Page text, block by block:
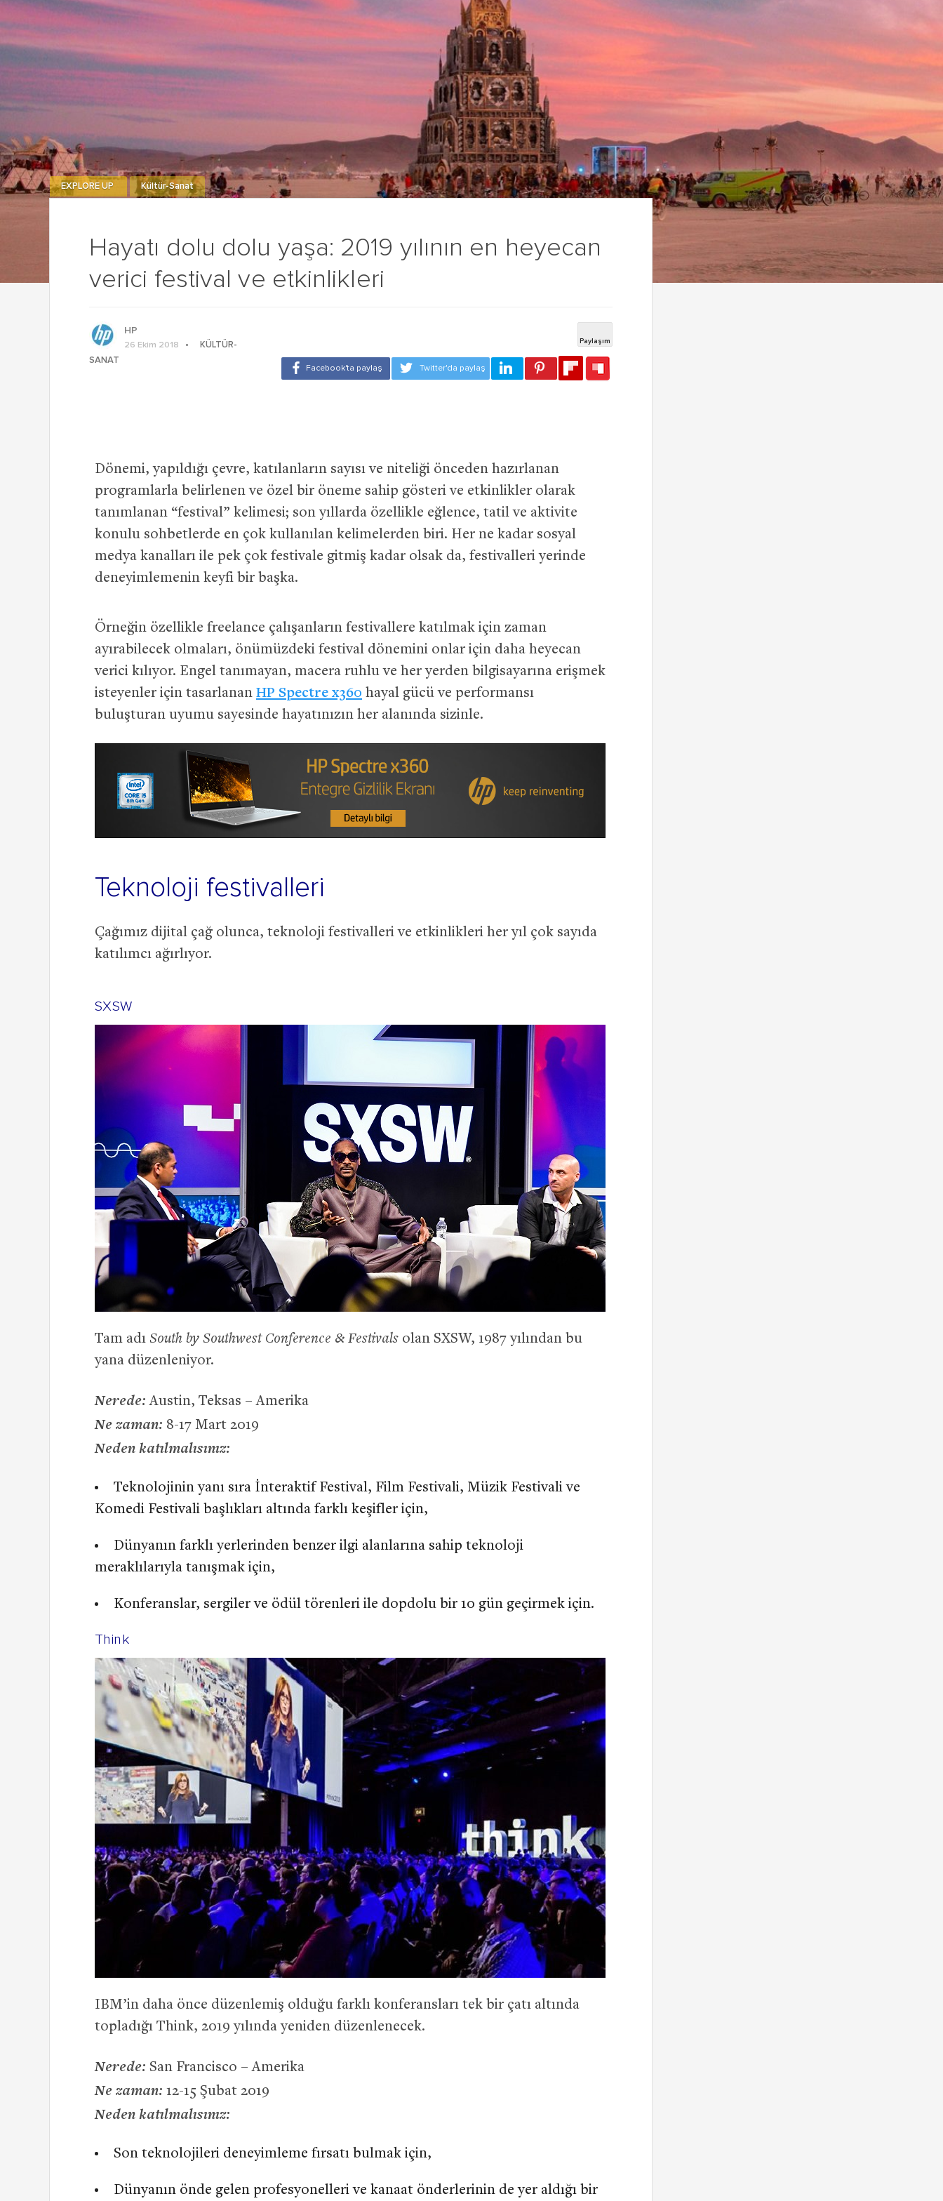
Hayatı dolu dolu yaşa: 2019 yılının en heyecan
verici festival ve etkinlikleri
EXPLORE UP Kültür-Sanat
HP
26 Ekim 2018
KÜLTÜR-
SANAT
Dönemi, yapıldığı çevre, katılanların sayısı ve niteliği önceden hazırlanan
programlarla belirlenen ve özel bir öneme sahip gösteri ve etkinlikler olarak
tanımlanan “festival” kelimesi; son yıllarda özellikle eğlence, tatil ve aktivite
konulu sohbetlerde en çok kullanılan kelimelerden biri. Her ne kadar sosyal
medya kanalları ile pek çok festivale gitmiş kadar olsak da, festivalleri yerinde
deneyimlemenin keyfi bir başka.
Örneğin özellikle freelance çalışanların festivallere katılmak için zaman
ayırabilecek olmaları, önümüzdeki festival dönemini onlar için daha heyecan
verici kılıyor. Engel tanımayan, macera ruhlu ve her yerden bilgisayarına erişmek
isteyenler için tasarlanan HP Spectre x360 hayal gücü ve performansı
buluşturan uyumu sayesinde hayatınızın her alanında sizinle.
Teknoloji festivalleri
Çağımız dijital çağ olunca, teknoloji festivalleri ve etkinlikleri her yıl çok sayıda
katılımcı ağırlıyor.
SXSW
Tam adı South by Southwest Conference & Festivals olan SXSW, 1987 yılından bu
yana düzenleniyor.
Nerede:Austin, Teksas – Amerika
Ne zaman: 8-17 Mart 2019
Neden katılmalısınız:
Teknolojinin yanı sıra İnteraktif Festival, Film Festivali, Müzik Festivali ve
Komedi Festivali başlıkları altında farklı keşifler için,
Dünyanın farklı yerlerinden benzer ilgi alanlarına sahip teknoloji
meraklılarıyla tanışmak için,
Konferanslar, sergiler ve ödül törenleri ile dopdolu bir 10 gün geçirmek için.
Think
IBM’in daha önce düzenlemiş olduğu farklı konferansları tek bir çatı altında
topladığı Think, 2019 yılında yeniden düzenlenecek.
Nerede: San Francisco – Amerika
Ne zaman: 12-15 Şubat 2019
Neden katılmalısınız:
Son teknolojileri deneyimleme fırsatı bulmak için,
Dünyanın önde gelen profesyonelleri ve kanaat önderlerinin de yer aldığı bir